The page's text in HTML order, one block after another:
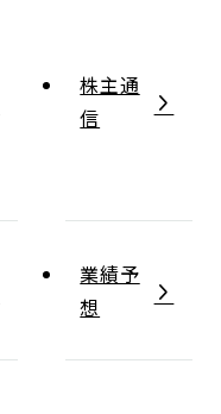
株主通
信
業績予
想